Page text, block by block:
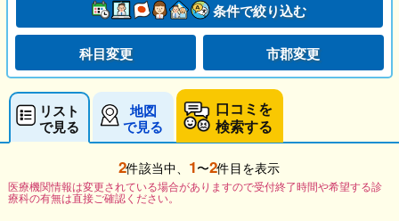
条件で絞り込む
科目変更 市郡変更
リスト
で見る
地図
で見る
口コミを
検索する
2件該当中、 1〜2件目を表示
医療機関情報は変更されている場合がありますので受付終了時間や希望する診
療科の有無は直接ご確認ください。